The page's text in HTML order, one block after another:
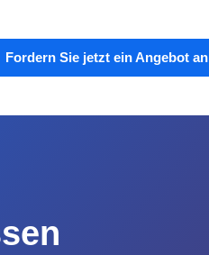
Fordern Sie jetzt ein Angebot an